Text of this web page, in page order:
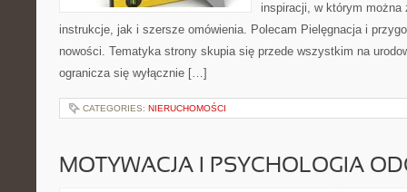
inspiracji, w którym można
instrukcje, jak i szersze omówienia. Polecam Pielęgnacja i
nowości. Tematyka strony skupia się przede wszystkim na
ogranicza się wyłącznie […]
CATEGORIES: NIERUCHOMOŚCI
MOTYWACJA I PSYCHOLOGIA